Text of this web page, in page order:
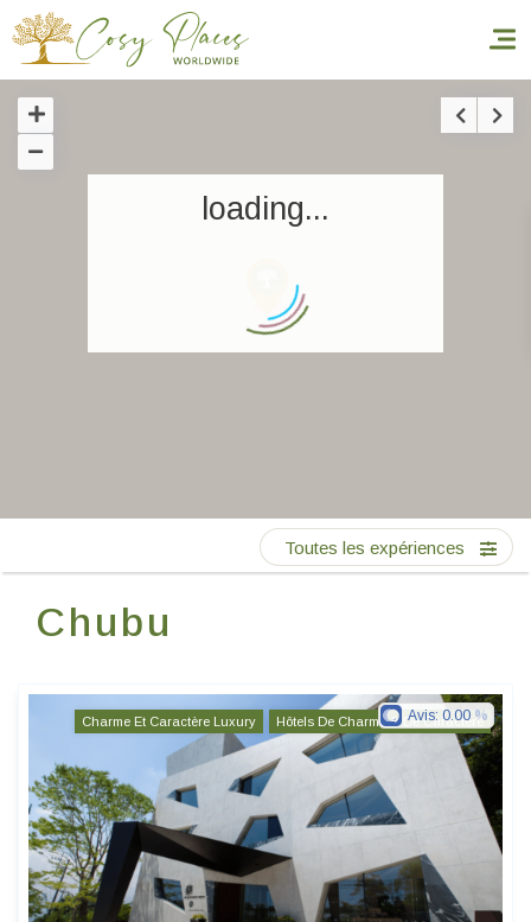
Accueil
Réserver un séjour
World’s Best Hotels
FR
loading...
Chubu
Toutes les expériences
Charme Et Caractère Luxury Hôtels De Charme & De Caractère
Avis: 0.00